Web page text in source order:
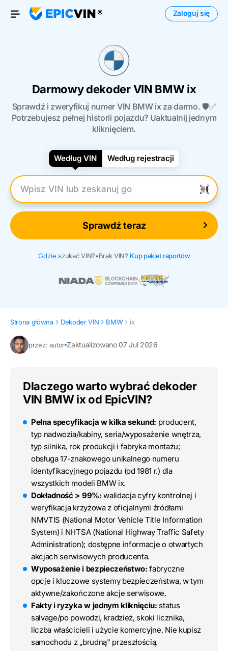
Otwórz menu
Zaloguj się
Darmowy dekoder VIN BMW ix
Sprawdź i zweryfikuj numer VIN BMW ix za darmo. 🛡️✅
Potrzebujesz pełnej historii pojazdu? Uaktualnij jednym
kliknięciem.
Według VIN Według rejestracji
Wpisz numer VIN
Sprawdź teraz
Gdzie szukać VIN?•Brak VIN? Kup pakiet raportów
Strona główna Dekoder VIN BMW ix
przez: autor Zaktualizowano 07 Jul 2026
Dlaczego warto wybrać dekoder
VIN BMW ix od EpicVIN?
Pełna specyfikacja w kilka sekund: producent,
typ nadwozia/kabiny, seria/wyposażenie wnętrza,
typ silnika, rok produkcji i fabryka montażu;
obsługa 17-znakowego unikalnego numeru
identyfikacyjnego pojazdu (od 1981 r.) dla
wszystkich modeli BMW ix.
Dokładność > 99%: walidacja cyfry kontrolnej i
weryfikacja krzyżowa z oficjalnymi źródłami
NMVTIS (National Motor Vehicle Title Information
System) i NHTSA (National Highway Traffic Safety
Administration); dostępne informacje o otwartych
akcjach serwisowych producenta.
Wyposażenie i bezpieczeństwo: fabryczne
opcje i kluczowe systemy bezpieczeństwa, w tym
aktywne/zakończone akcje serwisowe.
Fakty i ryzyka w jednym kliknięciu: status
salvage/po powodzi, kradzież, skoki licznika,
liczba właścicieli i użycie komercyjne. Nie kupisz
samochodu z „brudną" przeszłością.